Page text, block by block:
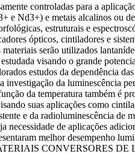
controladas para a
e Nd3+) e metais alcalinos ou
estruturais e
ópticos, cintiladores e
serão utilizados
visando o grande
estudos da dependência
da luminescência
da temperatura também é
suas aplicações como
e da radioluminescência de
de aplicações
melhor desempenho
CONVERSORES